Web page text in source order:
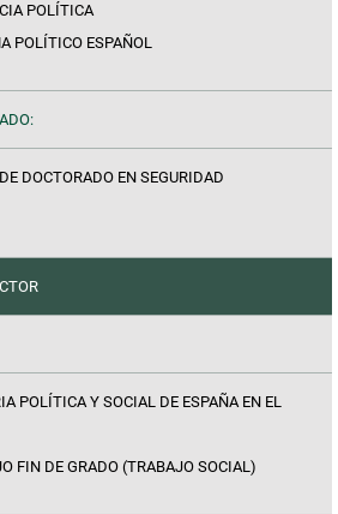
POLÍTICA
POLÍTICO ESPAÑOL
DOCTORADO EN SEGURIDAD
POLÍTICA Y SOCIAL DE ESPAÑA EN EL
FIN DE GRADO (TRABAJO SOCIAL)